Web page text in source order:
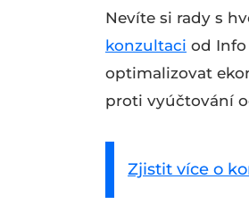
Nevíte si rady s
konzultaci od Info
optimalizovat
proti vyúčtování
Zjistit více o